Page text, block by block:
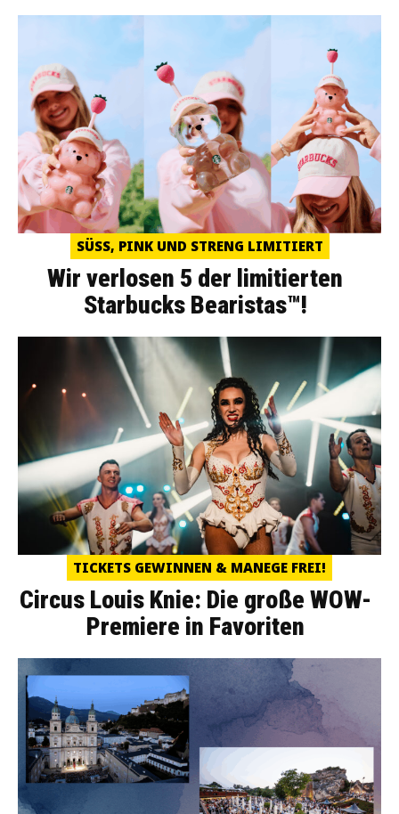
SÜSS, PINK UND STRENG LIMITIERT
Wir verlosen 5 der limitierten
Starbucks Bearistas™!
TICKETS GEWINNEN & MANEGE FREI!
Circus Louis Knie: Die große WOW-
Premiere in Favoriten